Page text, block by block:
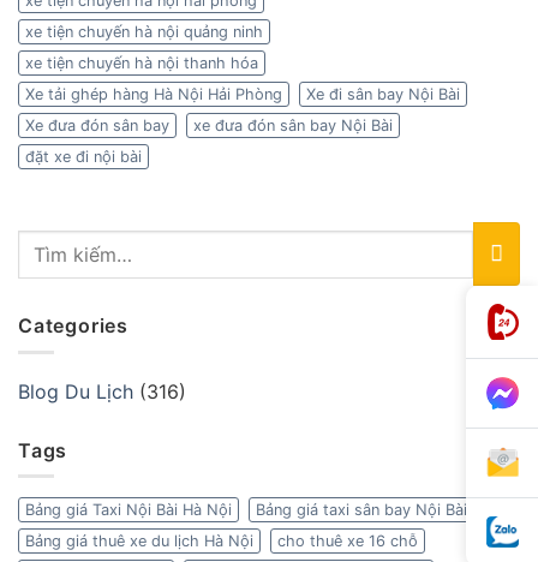
xe tiện chuyến hà nội quảng ninh
xe tiện chuyến hà nội thanh hóa
Xe tải ghép hàng Hà Nội Hải Phòng
Xe đi sân bay Nội Bài
Xe đưa đón sân bay
xe đưa đón sân bay Nội Bài
đặt xe đi nội bài
Categories
Blog Du Lịch (316)
Tags
Bảng giá Taxi Nội Bài Hà Nội
Bảng giá taxi sân bay Nội Bài
Bảng giá thuê xe du lịch Hà Nội
cho thuê xe 16 chỗ